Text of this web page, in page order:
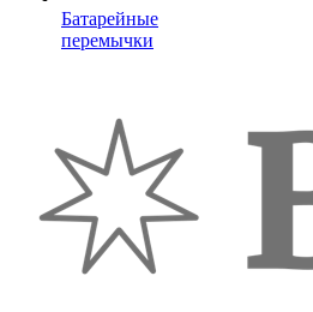
Батарейные
перемычки